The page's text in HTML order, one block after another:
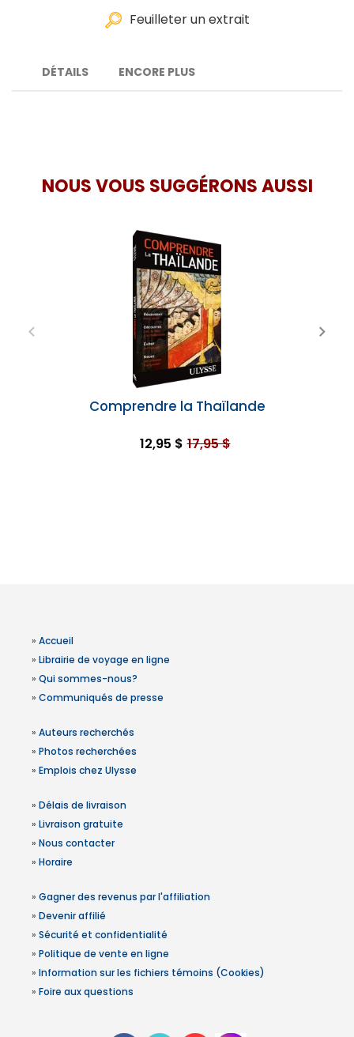
Feuilleter un extrait
DÉTAILS ENCORE PLUS
NOUS VOUS SUGGÉRONS AUSSI
Comprendre la Thaïlande
12,95 $ 17,95 $
» Accueil
» Librairie de voyage en ligne
» Qui sommes-nous?
» Communiqués de presse
» Auteurs recherchés
» Photos recherchées
» Emplois chez Ulysse
» Délais de livraison
» Livraison gratuite
» Nous contacter
» Horaire
» Gagner des revenus par l'affiliation
» Devenir affilié
» Sécurité et confidentialité
» Politique de vente en ligne
» Information sur les fichiers témoins (Cookies)
» Foire aux questions